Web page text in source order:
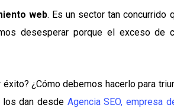
web. Es un sector tan concurrido
desesperar porque el exceso de
¿Cómo debemos hacerlo para
los dan desde Agencia SEO, empresa